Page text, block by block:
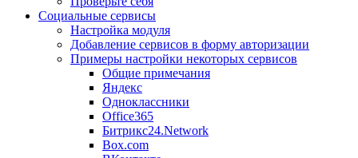
Социальные сервисы
Настройка модуля
Добавление сервисов в форму авторизации
Примеры настройки некоторых сервисов
Общие примечания
Яндекс
Одноклассники
Office365
Битрикс24.Network
Box.com